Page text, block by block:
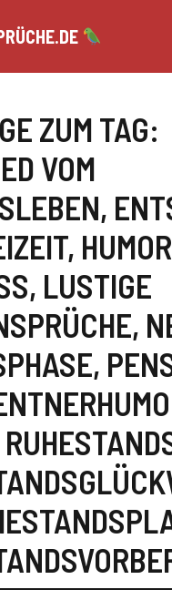
ZUM TAG:
VOM
,
, HUMOR
, LUSTIGE
,
,